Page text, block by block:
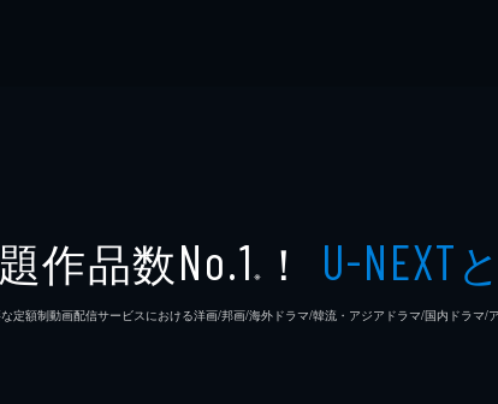
作品数No.1 ※ ！ U-NEXT
定額制動画配信サービスにおける洋画/邦画/海外ドラマ/韓流・アジアドラマ/国内ドラマ/